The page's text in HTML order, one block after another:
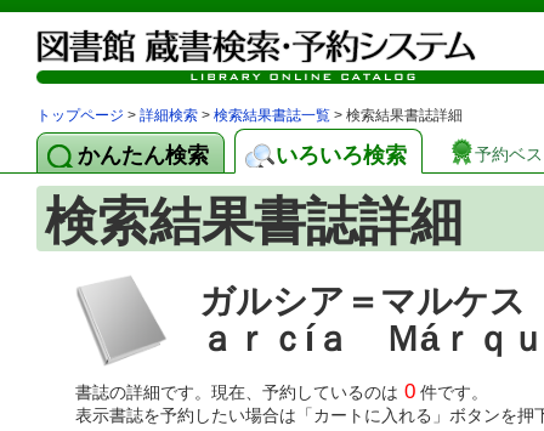
トップページ > 詳細検索 > 検索結果書誌一覧 > 検索結果書誌詳細
かんたん検索 いろいろ検索 予約ベ
検索結果書誌詳細
ガルシア＝マルケ
ａｒｃíａ Ｍáｒｑ
書誌の詳細です。現在、予約しているのは 0 件です。
表示書誌を予約したい場合は「カートに入れる」ボタンを押